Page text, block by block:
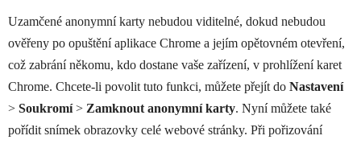
Uzamčené anonymní karty nebudou viditelné, dokud nebudou
ověřeny po opuštění aplikace Chrome a jejím opětovném otevření,
což zabrání někomu, kdo dostane vaše zařízení, v prohlížení karet
Chrome. Chcete-li povolit tuto funkci, můžete přejít do Nastavení
> Soukromí> Zamknout anonymní karty. Nyní můžete také
pořídit snímek obrazovky celé webové stránky. Při pořizování